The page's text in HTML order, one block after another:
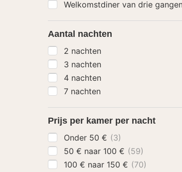
Welkomstdiner van drie
Aantal nachten
2 nachten
3 nachten
4 nachten
7 nachten
Prijs per kamer per nacht
Onder 50 € (3)
50 € naar 100 € (59)
100 € naar 150 € (70)